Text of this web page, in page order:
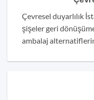
Çevresel duyarlılık
şişeler geri
ambalaj